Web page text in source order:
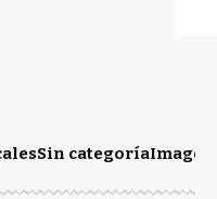
Sin categoríaImagen